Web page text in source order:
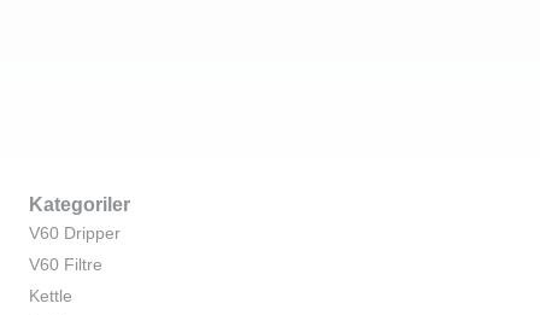
Kategoriler
V60 Dripper
V60 Filtre
Kettle